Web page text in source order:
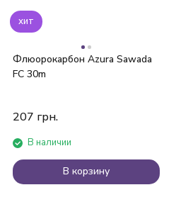
хит
Флюорокарбон Azura Sawada
FC 30m
207 грн.
В наличии
В корзину